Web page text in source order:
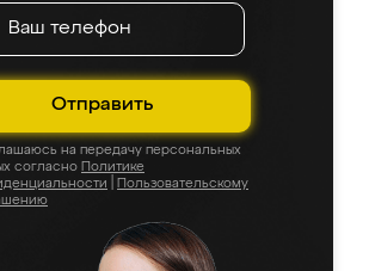
Отправить
на передачу персональных
согласно Политике
Пользовательскому